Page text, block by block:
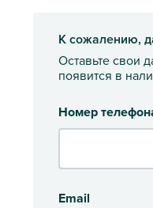
К сожалению,
Оставьте свои
появится в
Номер
Email